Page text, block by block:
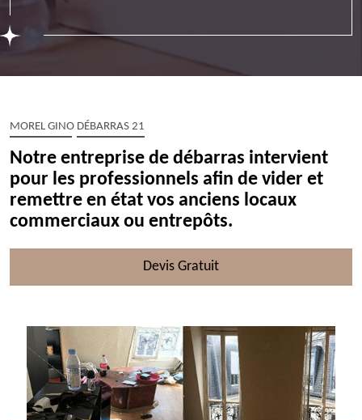
MOREL GINO DÉBARRAS 21
Notre entreprise de débarras intervient
pour les professionnels afin de vider et
remettre en état vos anciens locaux
commerciaux ou entrepôts.
Devis Gratuit